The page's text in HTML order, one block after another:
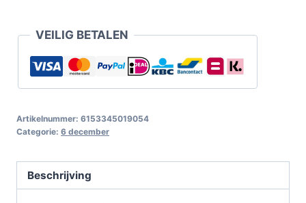
VEILIG BETALEN
Artikelnummer: 6153345019054
Categorie: 6 december
Beschrijving